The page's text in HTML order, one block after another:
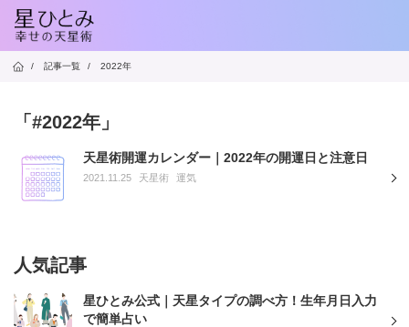
/ 記事一覧 / 2022年
「#2022年」
天星術開運カレンダー｜2022年の開運日と注意日
2021.11.25 天星術 運気
人気記事
星ひとみ公式｜天星タイプの調べ方！生年月日入力
で簡単占い